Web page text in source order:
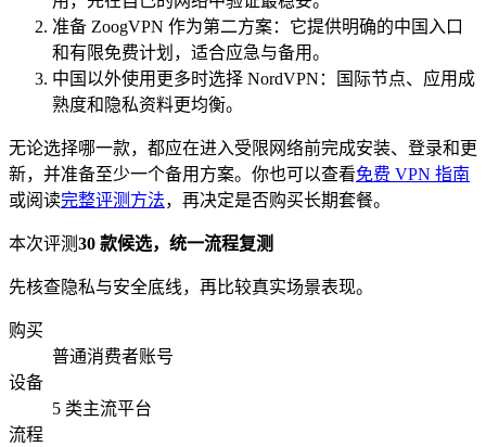
准备 ZoogVPN 作为第二方案：它提供明确的中国入口
和有限免费计划，适合应急与备用。
中国以外使用更多时选择 NordVPN：国际节点、应用成
熟度和隐私资料更均衡。
无论选择哪一款，都应在进入受限网络前完成安装、登录和更
新，并准备至少一个备用方案。你也可以查看免费 VPN 指南
或阅读完整评测方法，再决定是否购买长期套餐。
本次评测30 款候选，统一流程复测
先核查隐私与安全底线，再比较真实场景表现。
购买
普通消费者账号
设备
5 类主流平台
流程